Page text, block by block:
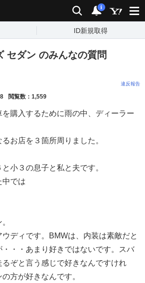
検索 通知
i
ID新規取得
セダン のみんなの質問
違反報告
閲覧数： 1,559
購入するために雨の中、ディーラー
お店を３箇所周りました。
小３の息子と私と夫です。
中では
ディです。BMWは、内装は素敵だと
・・あまり好きではないです。スバ
るぞと言う感じで好きなんですけれ
方が好きなんです。